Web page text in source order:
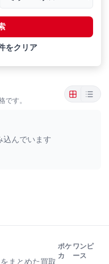
をクリア
です。
込んでいます
まとめた買取
ポケ
カ
ワンピ
ース